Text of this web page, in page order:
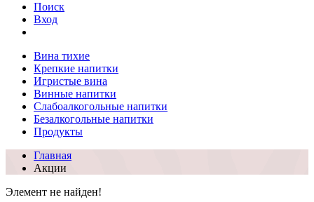
Поиск
Вход
Вина тихие
Крепкие напитки
Игристые вина
Винные напитки
Слабоалкогольные напитки
Безалкогольные напитки
Продукты
Главная
Акции
Элемент не найден!